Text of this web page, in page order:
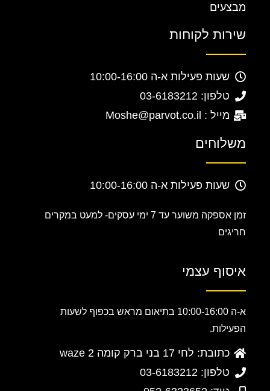
מבצעים
שירות לקוחות
שעות פעילות א-ה 10:00-16:00
טלפון: 03-6183212
מייל : Moshe@parvot.co.il
משלוחים
שעות פעילות א-ה 10:00-16:00
זמן אספקה משוער עד 7 ימי עסקים-
למעט במקרים
חריגים
איסוף עצמי
א-ה 10:00-16:00 בתיאום מראש בכפוף לשעות
הפעילות.
כתובת: לחי 17 בני ברק קומה 2 waze
טלפון: 03-6183212